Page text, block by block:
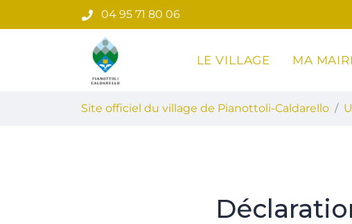
au
04 95 71 80 06
Site officiel du village de Pianottoli-
LE VILLAGE MA
Site officiel du village de Pianottoli-Caldarello